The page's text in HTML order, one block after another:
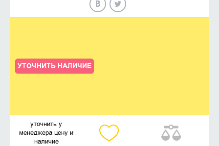
УТОЧНИТЬ НАЛИЧИЕ
уточнить у
менеджера цену и
наличие